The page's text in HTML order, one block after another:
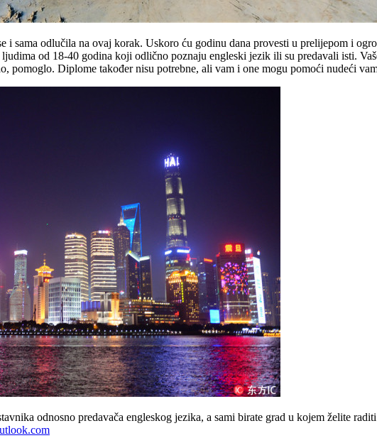
i sama odlučila na ovaj korak. Uskoro ću godinu dana provesti u prelijepom i
od 18-40 godina koji odlično poznaju engleski jezik ili su predavali isti.
pomoglo. Diplome također nisu potrebne, ali vam i one mogu pomoći nudeći
odnosno predavača engleskog jezika, a sami birate grad u kojem želite